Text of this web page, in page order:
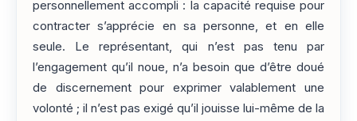
personnellement accompli : la capacité requise pour
contracter s’apprécie en sa personne, et en elle
seule. Le représentant, qui n’est pas tenu par
l’engagement qu’il noue, n’a besoin que d’être doué
de discernement pour exprimer valablement une
volonté ; il n’est pas exigé qu’il jouisse lui-même de la